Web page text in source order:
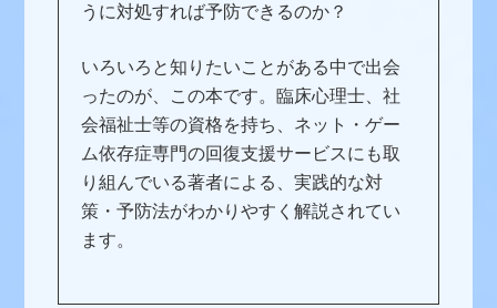
うに対処すれば予防できるのか？
いろいろと知りたいことがある中で出会
ったのが、この本です。臨床心理士、社
会福祉士等の資格を持ち、ネット・ゲー
ム依存症専門の回復支援サービスにも取
り組んでいる著者による、実践的な対
策・予防法がわかりやすく解説されてい
ます。